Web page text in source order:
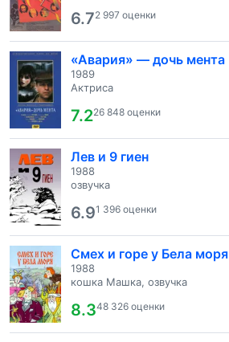
6.72 997 оценки
«Авария» — дочь мента
1989
Актриса
7.226 848 оценки
Лев и 9 гиен
1988
озвучка
6.91 396 оценки
Смех и горе у Бела моря
1988
кошка Машка, озвучка
8.348 326 оценки